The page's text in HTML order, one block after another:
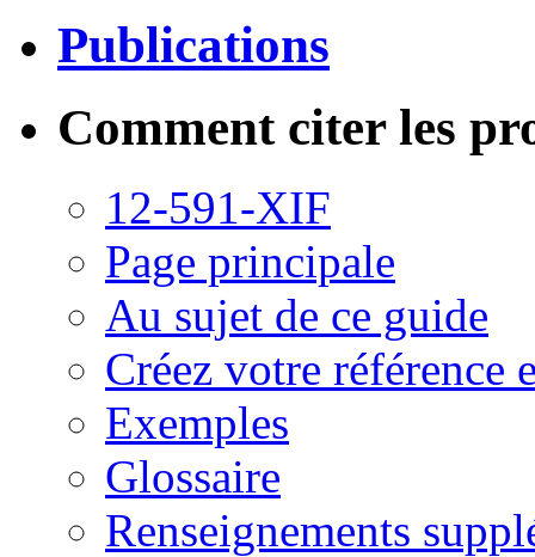
Publications
Comment citer les
12-591-XIF
Page principale
Au sujet de ce guide
Créez votre référence
Exemples
Glossaire
Renseignements